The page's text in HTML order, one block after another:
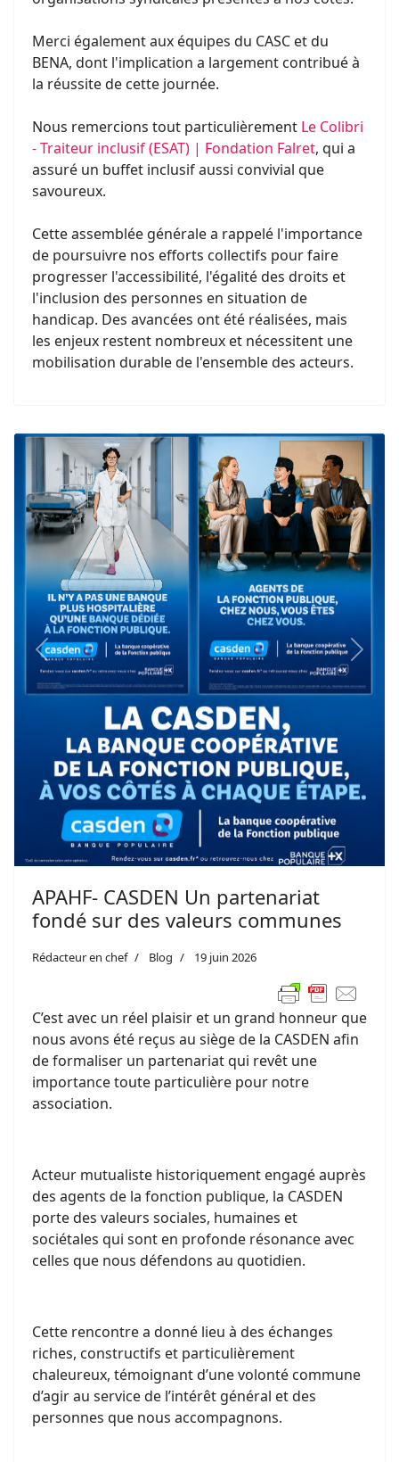
Merci également aux équipes du CASC et du
BENA, dont l'implication a largement contribué à
la réussite de cette journée.
Nous remercions tout particulièrement Le Colibri
- Traiteur inclusif (ESAT) | Fondation Falret, qui a
assuré un buffet inclusif aussi convivial que
savoureux.
Cette assemblée générale a rappelé l'importance
de poursuivre nos efforts collectifs pour faire
progresser l'accessibilité, l'égalité des droits et
l'inclusion des personnes en situation de
handicap. Des avancées ont été réalisées, mais
les enjeux restent nombreux et nécessitent une
mobilisation durable de l'ensemble des acteurs.
Previous Next
APAHF- CASDEN Un partenariat
fondé sur des valeurs communes
Rédacteur en chef Blog 19 juin 2026
C’est avec un réel plaisir et un grand honneur que
nous avons été reçus au siège de la CASDEN afin
de formaliser un partenariat qui revêt une
importance toute particulière pour notre
association.
Acteur mutualiste historiquement engagé auprès
des agents de la fonction publique, la CASDEN
porte des valeurs sociales, humaines et
sociétales qui sont en profonde résonance avec
celles que nous défendons au quotidien.
Cette rencontre a donné lieu à des échanges
riches, constructifs et particulièrement
chaleureux, témoignant d’une volonté commune
d’agir au service de l’intérêt général et des
personnes que nous accompagnons.